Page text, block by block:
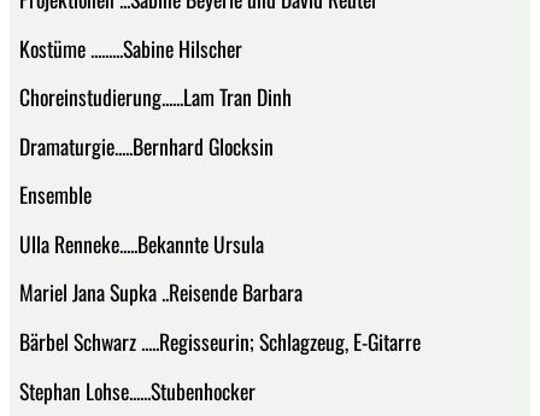
Kostüme .........Sabine Hilscher
Choreinstudierung......Lam Tran Dinh
Dramaturgie.....Bernhard Glocksin
Ensemble
Ulla Renneke.....Bekannte Ursula
Mariel Jana Supka ..Reisende Barbara
Bärbel Schwarz .....Regisseurin; Schlagzeug, E-Gitarre
Stephan Lohse......Stubenhocker